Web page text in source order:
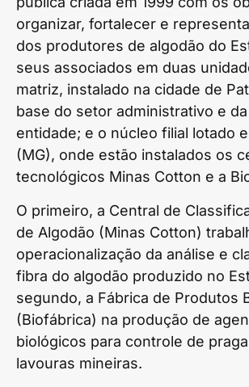
organizar, fortalecer e
dos produtores de algodão do
seus associados em duas
matriz, instalado na cidade de
base do setor administrativo e
entidade; e o núcleo filial lotado
(MG), onde estão instalados os
tecnológicos Minas Cotton e a
O primeiro, a Central de
de Algodão (Minas Cotton)
operacionalização da análise e
fibra do algodão produzido no
segundo, a Fábrica de Produtos
(Biofábrica) na produção de
biológicos para controle de
lavouras mineiras.